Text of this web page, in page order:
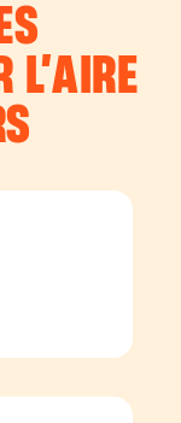
L’AIRE